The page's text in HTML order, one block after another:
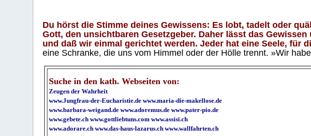
Du hörst die Stimme deines Gewissens: Es lobt, tadelt oder
Gott, den unsichtbaren Gesetzgeber. Daher lässt das
und daß wir einmal gerichtet werden. Jeder hat eine Seele, für
eine Schranke, die uns vom Himmel oder der Hölle trennt. »Wir
Suche in den kath. Webseiten von:
Zeugen der Wahrheit
www.Jungfrau-der-Eucharistie.de www.maria-die-makellose.de
www.barbara-weigand.de www.adoremus.de www.pater-pio.de
www.gebete.ch www.gottliebtuns.com www.assisi.ch
www.adorare.ch www.das-haus-lazarus.ch www.wallfahrten.ch